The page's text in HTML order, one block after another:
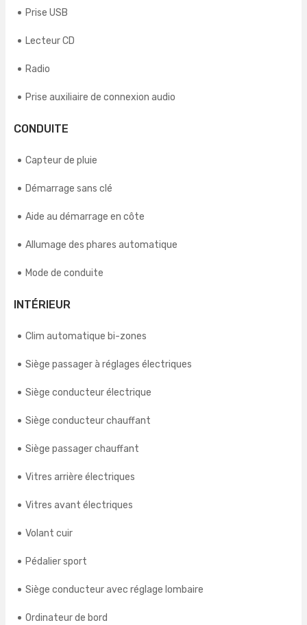
Prise USB
Lecteur CD
Radio
Prise auxiliaire de connexion audio
CONDUITE
Capteur de pluie
Démarrage sans clé
Aide au démarrage en côte
Allumage des phares automatique
Mode de conduite
INTÉRIEUR
Clim automatique bi-zones
Siège passager à réglages électriques
Siège conducteur électrique
Siège conducteur chauffant
Siège passager chauffant
Vitres arrière électriques
Vitres avant électriques
Volant cuir
Pédalier sport
Siège conducteur avec réglage lombaire
Ordinateur de bord